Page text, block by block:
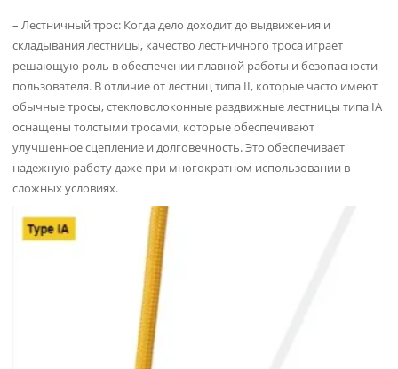
– Лестничный трос: Когда дело доходит до выдвижения и
складывания лестницы, качество лестничного троса играет
решающую роль в обеспечении плавной работы и безопасности
пользователя. В отличие от лестниц типа II, которые часто имеют
обычные тросы, стекловолоконные раздвижные лестницы типа IA
оснащены толстыми тросами, которые обеспечивают
улучшенное сцепление и долговечность. Это обеспечивает
надежную работу даже при многократном использовании в
сложных условиях.